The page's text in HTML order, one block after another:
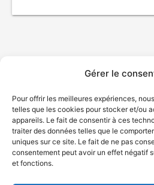
Gérer le
Pour offrir les meilleures expériences,
telles que les cookies pour stocker et/ou
appareils. Le fait de consentir à ces
traiter des données telles que le
uniques sur ce site. Le fait de ne pas
consentement peut avoir un effet négatif
et fonctions.